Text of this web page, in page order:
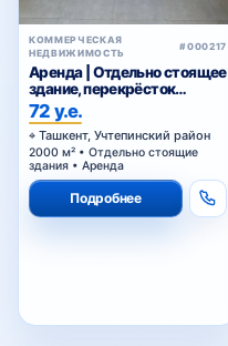
КОММЕРЧЕСКАЯ
НЕДВИЖИМОСТЬ
#000217
Аренда | Отдельно стоящее
здание, перекрёсток
«Хасанбой»
72 у.е.
Ташкент, Учтепинский район
2000 м² • Отдельно стоящие
здания • Аренда
Подробнее